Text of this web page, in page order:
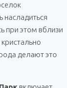
при этом вблизи
делают это